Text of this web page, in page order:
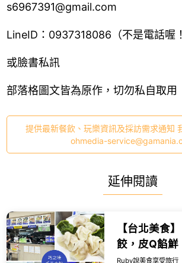
s6967391@gmail.com
LineID ：0937318086（不是電話喔
或臉書私訊
部落格圖文皆為原作，切勿私自取用
提供最新餐飲、玩樂資訊及採訪需求通知
ohmedia-
延伸閱讀
【台北美食
餃，皮Q餡鮮
值得一試，酸
Ruby說美食享受旅行